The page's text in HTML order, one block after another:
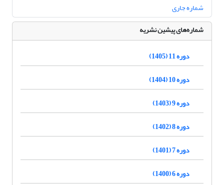
شماره جاری
شماره‌های پیشین نشریه
دوره 11 (1405)
دوره 10 (1404)
دوره 9 (1403)
دوره 8 (1402)
دوره 7 (1401)
دوره 6 (1400)